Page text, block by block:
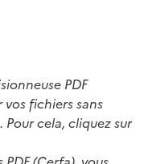
PDF
fichiers sans
cela, cliquez sur